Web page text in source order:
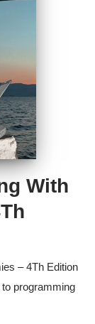
With
– 4Th Edition
programming